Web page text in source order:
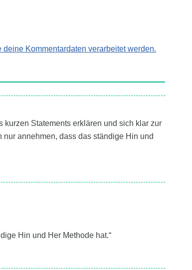
deine Kommentardaten verarbeitet werden.
Statements erklären und sich klar zur
annehmen, dass das ständige Hin und
Hin und Her Methode hat.“